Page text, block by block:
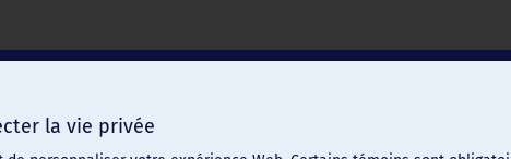
la vie privée